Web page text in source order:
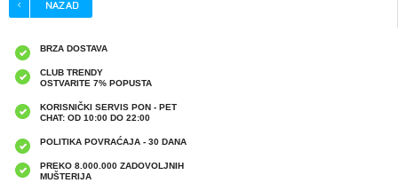
BRZA DOSTAVA
CLUB TRENDY
OSTVARITE 7% POPUSTA
KORISNIČKI SERVIS PON - PET
CHAT: OD 10:00 DO 22:00
POLITIKA POVRAĆAJA - 30 DANA
PREKO 8.000.000 ZADOVOLJNIH
MUŠTERIJA